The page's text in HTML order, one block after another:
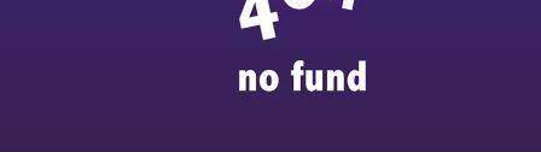
求和不锈钢——热轧不锈钢板酸洗前处理工艺